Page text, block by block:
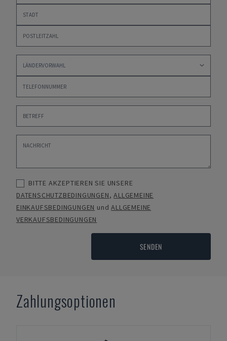
BITTE AKZEPTIEREN SIE UNSERE
DATENSCHUTZBEDINGUNGEN,ALLGEMEINE
EINKAUFSBEDINGUNGEN undALLGEMEINE
VERKAUFSBEDINGUNGEN
SENDEN
Zahlungsoptionen